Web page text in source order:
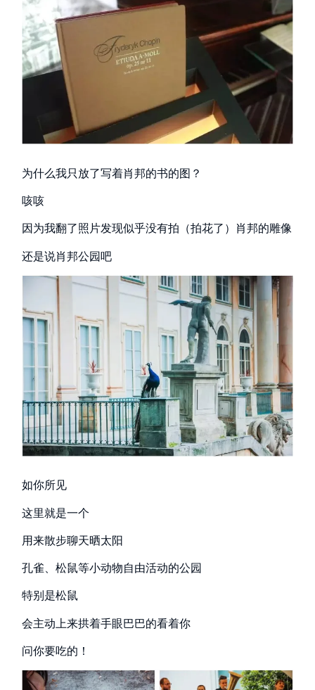
为什么我只放了写着肖邦的书的图？
咳咳
因为我翻了照片发现似乎没有拍（拍花了）肖邦的雕像
还是说肖邦公园吧
如你所见
这里就是一个
用来散步聊天晒太阳
孔雀、松鼠等小动物自由活动的公园
特别是松鼠
会主动上来拱着手眼巴巴的看着你
问你要吃的！